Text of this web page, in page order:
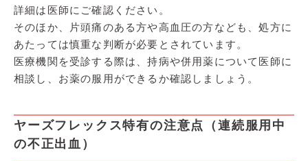
詳細は医師にご確認ください。
そのほか、片頭痛のある方や高血圧の方なども、処方に
あたっては慎重な判断が必要とされています。
医療機関を受診する際は、持病や併用薬について医師に
相談し、お薬の服用ができるか確認しましょう。
ヤーズフレックス特有の注意点（連続服用中
の不正出血）